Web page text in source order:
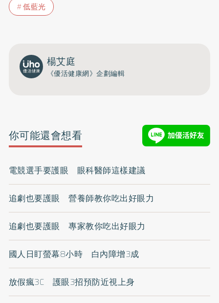
低藍光
楊艾庭
《優活健康網》企劃編輯
你可能還會想看
電競選手要護眼 眼科醫師這樣建議
追劇也要護眼 營養師教你吃出好眼力
追劇也要護眼 專家教你吃出好眼力
國人日盯螢幕8小時 白內障增3成
放假瘋3C 護眼3招預防近視上身